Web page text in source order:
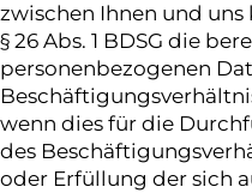
zwischen Ihnen und
§ 26 Abs. 1 BDSG die
personenbezogenen
wenn dies für die
des
oder Erfüllung der sich